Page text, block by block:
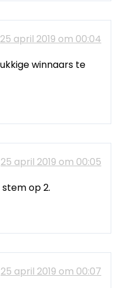
25 april 2019 om 00:04
winnaars te
25 april 2019 om 00:05
op 2.
25 april 2019 om 00:07